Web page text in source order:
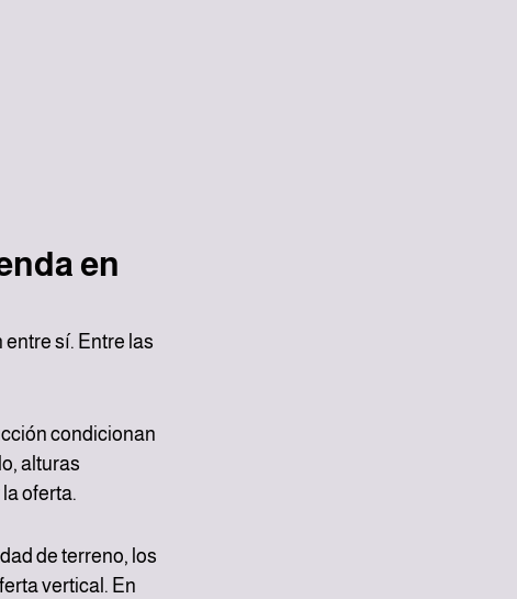
en
sí. Entre las
condicionan
alturas
oferta.
de terreno, los
vertical. En